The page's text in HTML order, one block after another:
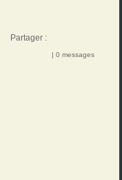
Partager :
| 0 messages